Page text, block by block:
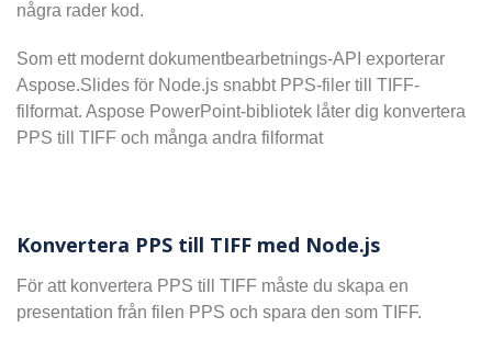
några rader kod.
Som ett modernt dokumentbearbetnings-API exporterar
Aspose.Slides för Node.js snabbt PPS-filer till TIFF-
filformat. Aspose PowerPoint-bibliotek låter dig konvertera
PPS till TIFF och många andra filformat
Konvertera PPS till TIFF med Node.js
För att konvertera PPS till TIFF måste du skapa en
presentation från filen PPS och spara den som TIFF.